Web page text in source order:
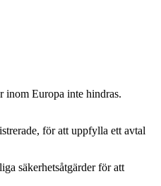
inom Europa inte hindras.
för att uppfylla ett avtal
säkerhetsåtgärder för att